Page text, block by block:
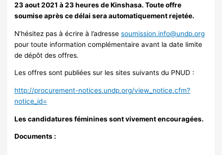
23 aout 2021 à 23 heures de Kinshasa.Toute offre
soumise après ce délai sera automatiquement rejetée.
N’hésitez pas à écrire à l’adressesoumission.info@undp.org
pour toute information complémentaire avant la date limite
de dépôt des offres.
Les offres sont publiées sur les sites suivants du PNUD :
http://procurement-notices.undp.org/view_notice.cfm?
notice_id=
Les candidatures féminines sont vivement encouragées.
Documents :